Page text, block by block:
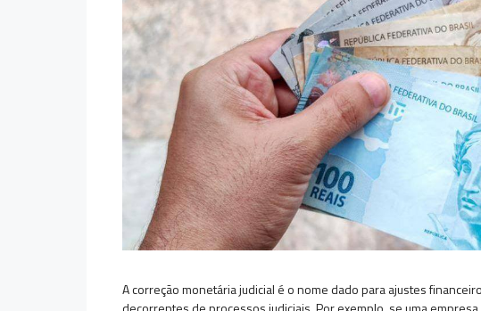
A correção monetária judicial é o nome dado para ajustes